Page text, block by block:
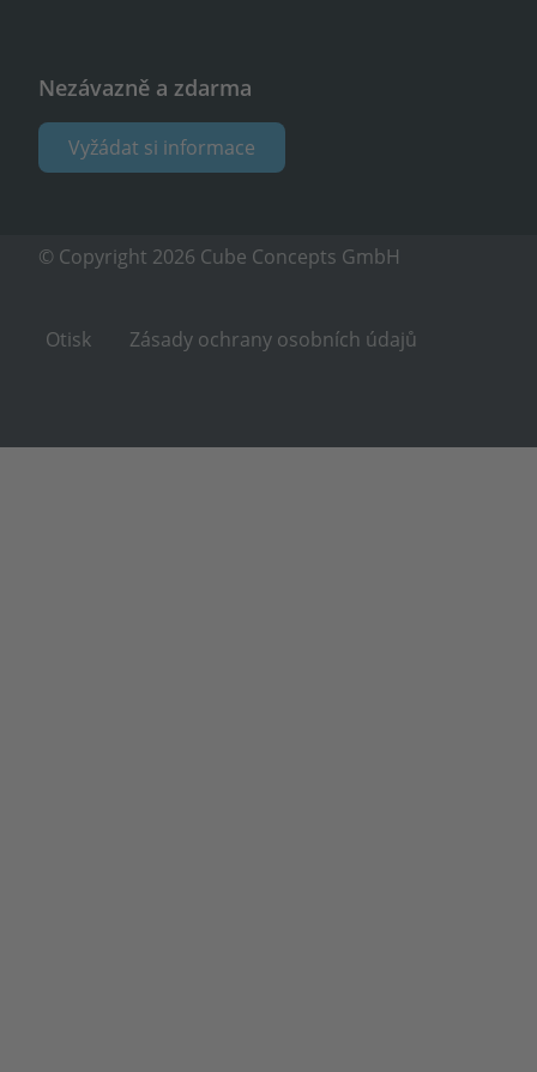
Nezávazně a zdarma
Vyžádat si informace
© Copyright 2026 Cube Concepts GmbH
Otisk Zásady ochrany osobních údajů